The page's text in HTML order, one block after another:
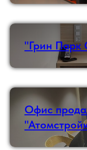
"Грин Парк
Офис